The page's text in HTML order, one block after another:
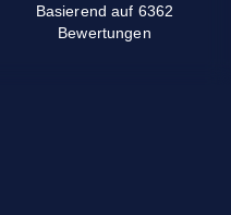
Basierend auf 6362
Bewertungen